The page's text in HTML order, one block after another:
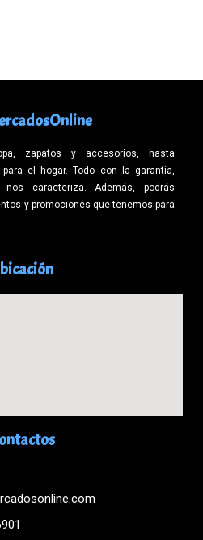
zapatos y accesorios, hasta
el hogar. Todo con la garantía,
caracteriza. Además, podrás
y promociones que tenemos para